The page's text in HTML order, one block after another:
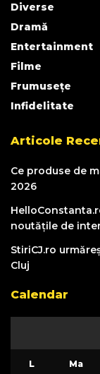
Diverse
Dramă
Entertainment
Filme
Frumusețe
Infidelitate
Articole
Ce produse de
2026
noutățile de
StiriCJ.ro
Cluj
Calendar
L Ma